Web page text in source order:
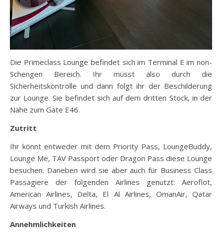
Die Primeclass Lounge befindet sich im Terminal E im non-
Schengen Bereich. Ihr müsst also durch die
Sicherheitskontrolle und dann folgt ihr der Beschilderung
zur Lounge. Sie befindet sich auf dem dritten Stock, in der
Nähe zum Gate E46.
Zutritt
Ihr könnt entweder mit dem Priority Pass, LoungeBuddy,
Lounge Me, TAV Passport oder Dragon Pass diese Lounge
besuchen. Daneben wird sie aber auch für Business Class
Passagiere der folgenden Airlines genutzt: Aeroflot,
American Airlines, Delta, El Al Airlines, OmanAir, Qatar
Airways und Turkish Airlines.
Annehmlichkeiten